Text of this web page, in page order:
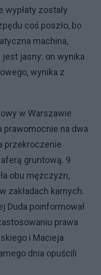
wypłaty zostały
coś poszło, bo
machina,
jasny: on wynika
wynika z
w Warszawie
prawomocnie na dwa
przekroczenie
gruntową. 9
obu mężczyzn,
zakładach karnych.
Duda poinformował
prawa
i Macieja
dnia opuścili